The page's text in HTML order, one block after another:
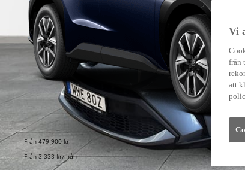
Från 479 900 kr
Från 3 333 kr/mån
Vi
från
att